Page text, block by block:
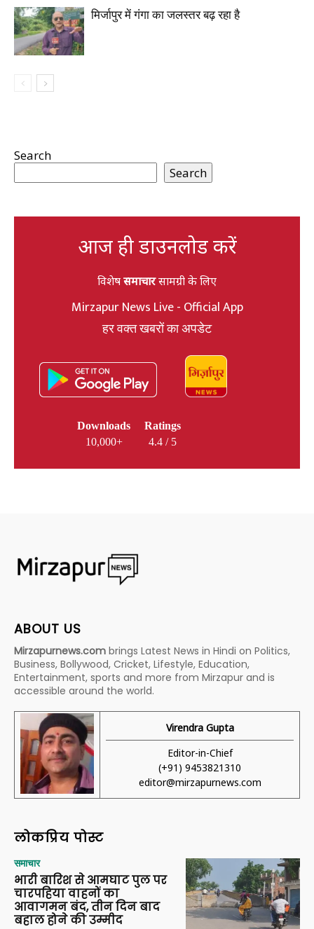
मिर्जापुर में गंगा का जलस्तर बढ़ रहा है
Search
Search
आज ही डाउनलोड करें
विशेषसमाचारसामग्री के लिए
Mirzapur News Live - Official App
हर वक्त खबरों का अपडेट
Downloads
10,000+
Ratings
4.4 / 5
ABOUT US
Mirzapurnews.com brings Latest News in Hindi on Politics,
Business, Bollywood, Cricket, Lifestyle, Education,
Entertainment, sports and more from Mirzapur and is
accessible around the world.
Virendra Gupta
Editor-in-Chief
(+91) 9453821310
editor@mirzapurnews.com
लोकप्रिय पोस्ट
समाचार
भारी बारिश से आमघाट पुल पर
चारपहिया वाहनों का
आवागमन बंद, तीन दिन बाद
बहाल होने की उम्मीद